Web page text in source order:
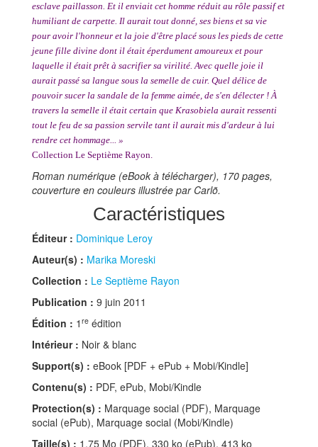
esclave paillasson. Et il enviait cet homme réduit au rôle passif et
humiliant de carpette. Il aurait tout donné, ses biens et sa vie
pour avoir l'honneur et la joie d'être placé sous les pieds de cette
jeune fille divine dont il était éperdument amoureux et pour
laquelle il était prêt à sacrifier sa virilité. Avec quelle joie il
aurait passé sa langue sous la semelle de cuir. Quel délice de
pouvoir sucer la sandale de la femme aimée, de s'en délecter ! À
travers la semelle il était certain que Krasobiela aurait ressenti
tout le feu de sa passion servile tant il aurait mis d'ardeur à lui
rendre cet hommage... »
Collection Le Septième Rayon.
Roman numérique (eBook à télécharger), 170 pages,
couverture en couleurs illustrée par Carlõ.
Caractéristiques
Éditeur : Dominique Leroy
Auteur(s) : Marika Moreski
Collection : Le Septième Rayon
Publication : 9 juin 2011
Édition : 1 re édition
Intérieur : Noir & blanc
Support(s) : eBook [PDF + ePub + Mobi/Kindle]
Contenu(s) : PDF, ePub, Mobi/Kindle
Protection(s) : Marquage social (PDF), Marquage
social (ePub), Marquage social (Mobi/Kindle)
Taille(s) : 1,75 Mo (PDF), 330 ko (ePub), 413 ko